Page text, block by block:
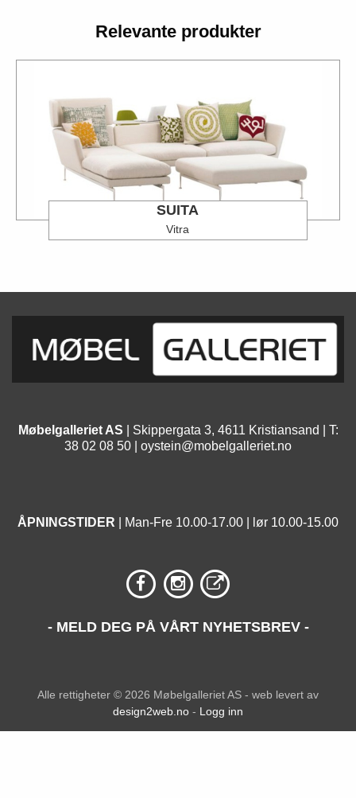
Relevante produkter
SUITA
Vitra
Møbelgalleriet AS | Skippergata 3, 4611 Kristiansand | T:
38 02 08 50 | oystein@mobelgalleriet.no
ÅPNINGSTIDER | Man-Fre 10.00-17.00 | lør 10.00-15.00
- MELD DEG PÅ VÅRT NYHETSBREV -
Alle rettigheter © 2026 Møbelgalleriet AS - web levert av
design2web.no - Logg inn